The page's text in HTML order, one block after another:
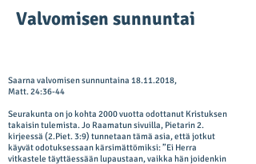
Valvomisen sunnuntai
Saarna valvomisen sunnuntaina 18.11.2018,
Matt. 24:36-44
Seurakunta on jo kohta 2000 vuotta odottanut Kristuksen
takaisin tulemista. Jo Raamatun sivuilla, Pietarin 2.
kirjeessä (2.Piet. 3:9) tunnetaan tämä asia, että jotkut
käyvät odotuksessaan kärsimättömiksi: ”Ei Herra
vitkastele täyttäessään lupaustaan, vaikka hän joidenkin